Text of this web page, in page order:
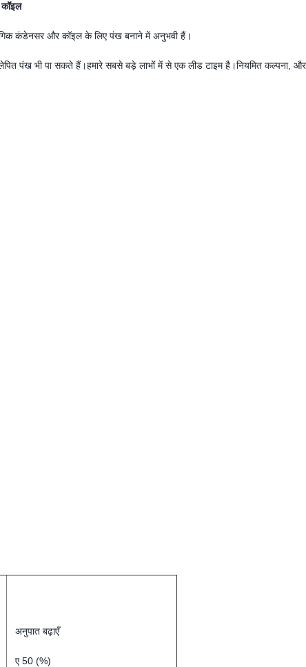
कॉइल
कंडेनसर और कॉइल के लिए पंख बनाने में अनुभवी हैं।
पंख भी पा सकते हैं।हमारे सबसे बड़े लाभों में से एक लीड टाइम है।नियमित कल्पना,
अनुपात बढ़ाएँ
ए 50 (%)